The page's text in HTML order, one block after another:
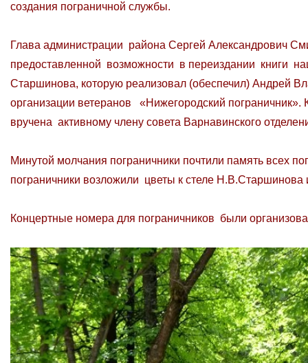
создания пограничной службы.
Глава администрации района Сергей Александрович
предоставленной возможности в переиздании книги
Старшинова, которую реализовал (обеспечил) Андрей
организации ветеранов «Нижегородский
вручена активному члену совета Варнавинского
Минутой молчания пограничники почтили память всех
пограничники возложили цветы к стеле
Концертные номера для пограничников были